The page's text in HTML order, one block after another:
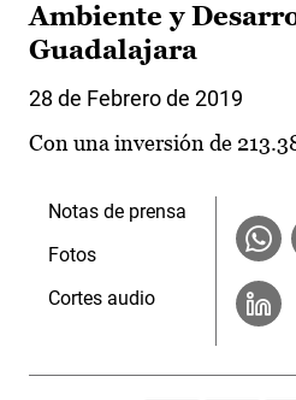
Ambiente y
Guadalajara
28 de Febrero de 2019
Con una inversión de
Notas de prensa
Fotos
Cortes audio